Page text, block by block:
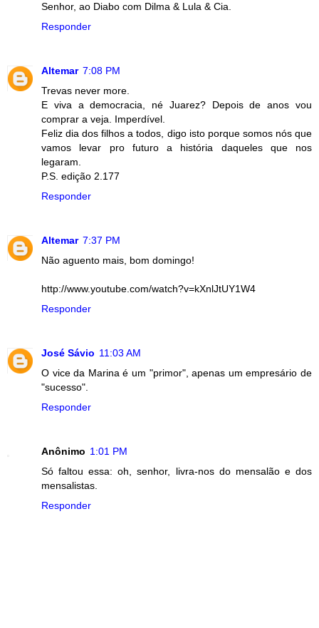
Senhor, ao Diabo com Dilma & Lula & Cia.
Responder
Altemar 7:08 PM
Trevas never more.
E viva a democracia, né Juarez? Depois de anos vou
comprar a veja. Imperdível.
Feliz dia dos filhos a todos, digo isto porque somos nós que
vamos levar pro futuro a história daqueles que nos
legaram.
P.S. edição 2.177
Responder
Altemar 7:37 PM
Não aguento mais, bom domingo!
http://www.youtube.com/watch?v=kXnlJtUY1W4
Responder
José Sávio 11:03 AM
O vice da Marina é um "primor", apenas um empresário de
"sucesso".
Responder
Anônimo 1:01 PM
Só faltou essa: oh, senhor, livra-nos do mensalão e dos
mensalistas.
Responder